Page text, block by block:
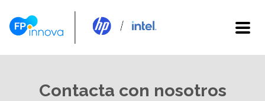
Contacta con nosotros